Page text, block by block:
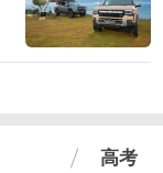
高考